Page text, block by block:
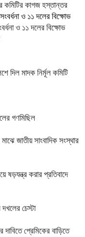
কমিটির কাগজ হস্তান্তর
ও ১১ দলের বিক্ষোভ
দিল মাদক নির্মূল কমিটি
গণমিছিল
জাতীয় সাংবাদিক সংস্থার
ষড়যন্ত্র করার প্রতিবাদে
চেস্টা
প্রেমিকের বাড়িতে